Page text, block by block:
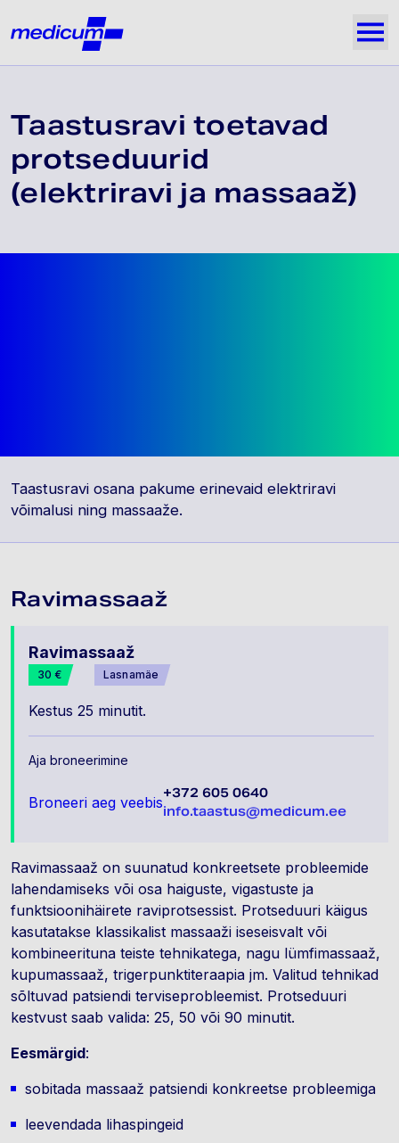
Medicum
Taastusravi toetavad
protseduurid
(elektriravi ja massaaž)
Taastusravi osana pakume erinevaid elektriravi
võimalusi ning massaaže.
Ravimassaaž
Ravimassaaž
30 € Lasnamäe
Kestus 25 minutit.
Aja broneerimine
Broneeri aeg veebis
+372 605 0640
info.taastus@medicum.ee
Ravimassaaž on suunatud konkreetsete probleemide
lahendamiseks või osa haiguste, vigastuste ja
funktsioonihäirete raviprotsessist. Protseduuri käigus
kasutatakse klassikalist massaaži iseseisvalt või
kombineerituna teiste tehnikatega, nagu lümfimassaaž,
kupumassaaž, trigerpunktiteraapia jm. Valitud tehnikad
sõltuvad patsiendi terviseprobleemist. Protseduuri
kestvust saab valida: 25, 50 või 90 minutit.
Eesmärgid:
sobitada massaaž patsiendi konkreetse probleemiga
leevendada lihaspingeid